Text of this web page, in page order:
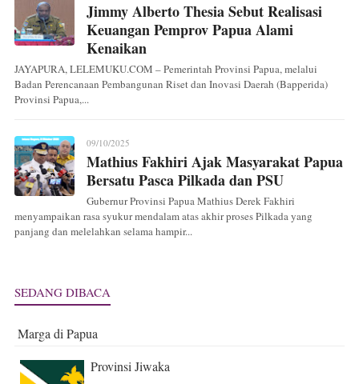
Jimmy Alberto Thesia Sebut Realisasi
Keuangan Pemprov Papua Alami
Kenaikan
JAYAPURA, LELEMUKU.COM – Pemerintah Provinsi Papua, melalui
Badan Perencanaan Pembangunan Riset dan Inovasi Daerah (Bapperida)
Provinsi Papua,...
09/10/2025
Mathius Fakhiri Ajak Masyarakat Papua
Bersatu Pasca Pilkada dan PSU
Gubernur Provinsi Papua Mathius Derek Fakhiri
menyampaikan rasa syukur mendalam atas akhir proses Pilkada yang
panjang dan melelahkan selama hampir...
SEDANG DIBACA
Marga di Papua
Provinsi Jiwaka